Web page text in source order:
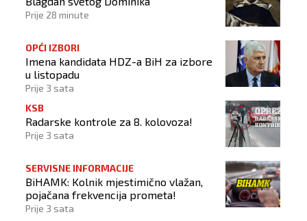
Prije 28 minute
OPĆI IZBORI
Imena kandidata HDZ-a BiH za izbore
u listopadu
Prije 3 sata
KSB
Radarske kontrole za 8. kolovoza!
Prije 3 sata
SERVISNE INFORMACIJE
BiHAMK: Kolnik mjestimično vlažan,
pojačana frekvencija prometa!
Prije 3 sata